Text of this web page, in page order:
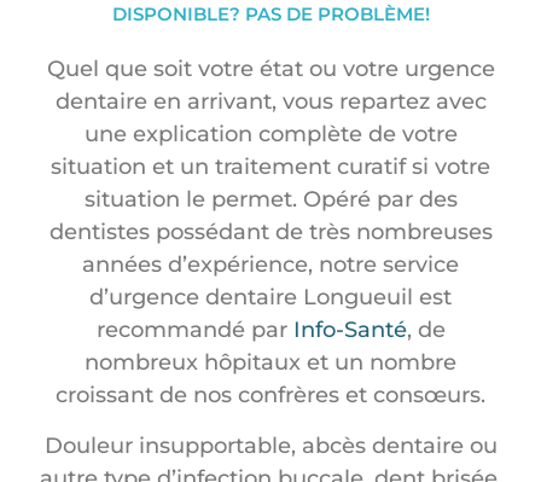
DISPONIBLE? PAS DE PROBLÈME!
Quel que soit votre état ou votre urgence
dentaire en arrivant, vous repartez avec
une explication complète de votre
situation et un traitement curatif si votre
situation le permet. Opéré par des
dentistes possédant de très nombreuses
années d’expérience, notre service
d’urgence dentaire Longueuil est
recommandé par Info-Santé, de
nombreux hôpitaux et un nombre
croissant de nos confrères et consœurs.
Douleur insupportable, abcès dentaire ou